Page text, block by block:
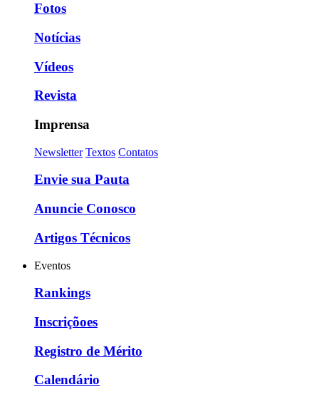
Fotos
Notícias
Vídeos
Revista
Imprensa
Newsletter Textos Contatos
Envie sua Pauta
Anuncie Conosco
Artigos Técnicos
Eventos
Rankings
Inscriçõoes
Registro de Mérito
Calendário